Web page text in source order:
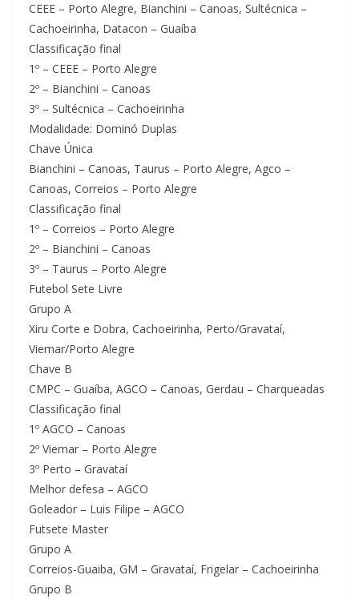
CEEE – Porto Alegre, Bianchini – Canoas, Sultécnica –
Cachoeirinha, Datacon – Guaíba
Classificação final
1º – CEEE – Porto Alegre
2º – Bianchini – Canoas
3º – Sultécnica – Cachoeirinha
Modalidade: Dominó Duplas
Chave Única
Bianchini – Canoas, Taurus – Porto Alegre, Agco –
Canoas, Correios – Porto Alegre
Classificação final
1º – Correios – Porto Alegre
2º – Bianchini – Canoas
3º – Taurus – Porto Alegre
Futebol Sete Livre
Grupo A
Xiru Corte e Dobra, Cachoeirinha, Perto/Gravataí,
Viemar/Porto Alegre
Chave B
CMPC – Guaíba, AGCO – Canoas, Gerdau – Charqueadas
Classificação final
1º AGCO – Canoas
2º Viemar – Porto Alegre
3º Perto – Gravataí
Melhor defesa – AGCO
Goleador – Luis Filipe – AGCO
Futsete Master
Grupo A
Correios-Guaiba, GM – Gravataí, Frigelar – Cachoeirinha
Grupo B